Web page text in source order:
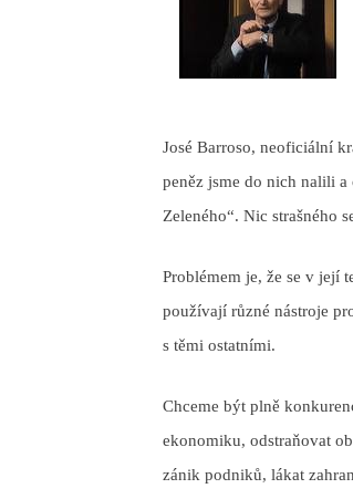
José Barroso, neoficiální
peněz jsme do nich nalili
Zeleného“. Nic strašného
Problémem je, že se v její
používají různé nástroje
s těmi ostatními.
Chceme být plně
ekonomiku, odstraňovat
zánik podniků, lákat